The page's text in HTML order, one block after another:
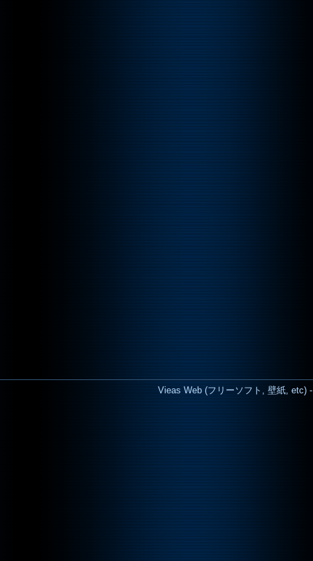
Vieas Web (フリーソフト, 壁紙, etc)